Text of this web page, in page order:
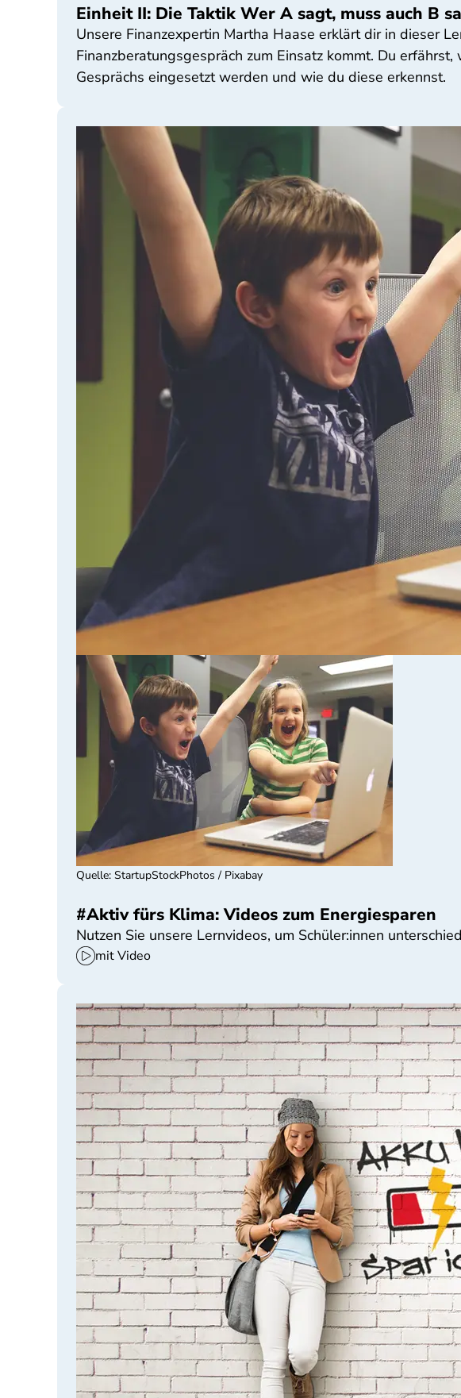
Einheit II: Die Taktik Wer A sagt, muss auch B
Unsere Finanzexpertin Martha Haase erklärt dir in dieser
Finanzberatungsgespräch zum Einsatz kommt. Du
Gesprächs eingesetzt werden und wie du diese erkennst.
#Aktiv fürs Klima: Videos zum Energiesparen
Nutzen Sie unsere Lernvideos, um Schüler:innen
mit Video
Quelle: StartupStockPhotos / Pixabay